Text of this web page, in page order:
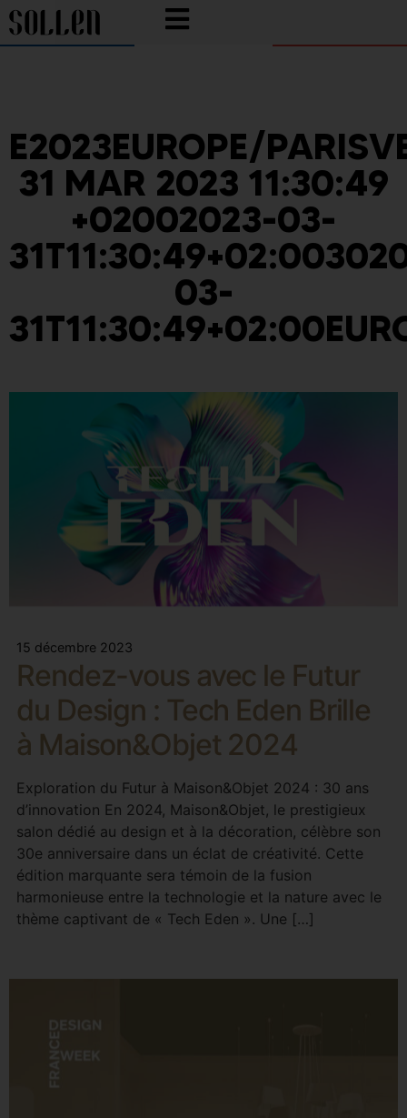
E2023EUROPE/
31 MAR 2023 11:30:49
+02002023-03-
03-
15 décembre 2023
Rendez-vous avec le Futur
du Design : Tech Eden Brille
à Maison&Objet 2024
Exploration du Futur à Maison&Objet 2024 : 30 ans
d’innovation En 2024, Maison&Objet, le prestigieux
salon dédié au design et à la décoration, célèbre son
30e anniversaire dans un éclat de créativité. Cette
édition marquante sera témoin de la fusion
harmonieuse entre la technologie et la nature avec le
thème captivant de « Tech Eden ». Une […]